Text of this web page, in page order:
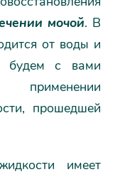
мочой. В
от воды и
будем с вами
прошедшей
имеет